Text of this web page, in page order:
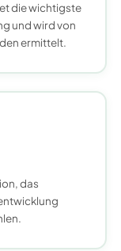
die wichtigste
und wird von
ermittelt.
das